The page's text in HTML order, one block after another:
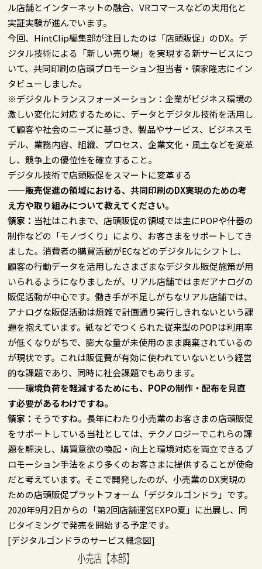
ル店舗とインターネットの融合、VRコマースなどの実用化と
実証実験が進んでいます。
今回、HintClip編集部が注目したのは「店頭販促」のDX。デ
ジタル技術による「新しい売り場」を実現する新サービスにつ
いて、共同印刷の店頭プロモーション担当者・領家隆志にイン
タビューしました。
※デジタルトランスフォーメーション：企業がビジネス環境の
激しい変化に対応するために、データとデジタル技術を活用し
て顧客や社会のニーズに基づき、製品やサービス、ビジネスモ
デル、業務内容、組織、プロセス、企業文化・風土などを変革
し、競争上の優位性を確立すること。
デジタル技術で店頭販促をスマートに変革する
——販売促進の領域における、共同印刷のDX実現のための考
え方や取り組みについて教えてください。
領家： 当社はこれまで、店頭販促の領域では主にPOPや什器の
制作などの「モノづくり」により、お客さまをサポートしてき
ました。消費者の購買活動がECなどのデジタルにシフトし、
顧客の行動データを活用したさまざまなデジタル販促施策が用
いられるようになりましたが、リアル店舗ではまだアナログの
販促活動が中心です。働き手が不足しがちなリアル店舗では、
アナログな販促活動は煩雑で計画通り実行しきれないという課
題を抱えています。紙などでつくられた従来型のPOPは利用率
が低くなりがちで、膨大な量が未使用のまま廃棄されているの
が現状です。これは販促費が有効に使われていないという経営
的な課題であり、同時に社会課題でもあります。
——環境負荷を軽減するためにも、POPの制作・配布を見直
す必要があるわけですね。
領家： そうですね。長年にわたり小売業のお客さまの店頭販促
をサポートしている当社としては、テクノロジーでこれらの課
題を解決し、購買意欲の喚起・向上と環境対応を両立できるプ
ロモーション手法をより多くのお客さまに提供することが使命
だと考えています。そこで開発したのが、小売業のDX実現の
ための店頭販促プラットフォーム「デジタルゴンドラ」です。
2020年9月2日からの「第2回店舗運営EXPO夏」に出展し、同
じタイミングで発売を開始する予定です。
[デジタルゴンドラのサービス概念図]